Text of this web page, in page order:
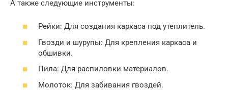
А также следующие инструменты:
Рейки: Для создания каркаса под утеплитель.
Гвозди и шурупы: Для крепления каркаса и
обшивки.
Пила: Для распиловки материалов.
Молоток: Для забивания гвоздей.